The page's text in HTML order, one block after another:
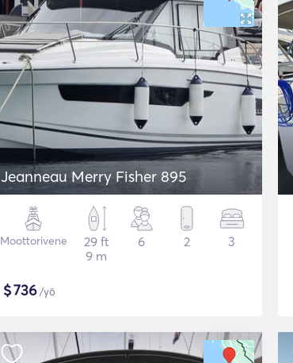
Jeanneau Merry Fisher 895
Moottorivene
29 ft
9 m
6 2 3
$736/yö